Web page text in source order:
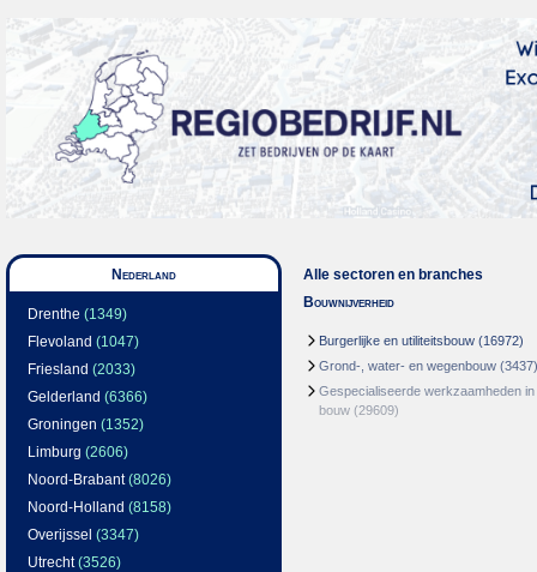
Nederland
Drenthe (1349)
Flevoland (1047)
Friesland (2033)
Gelderland (6366)
Groningen (1352)
Limburg (2606)
Noord-Brabant(8026)
Noord-Holland (8158)
Overijssel (3347)
Utrecht(3526)
Alle sectoren en branches
Bouwnijverheid
Burgerlijke en utiliteitsbouw (16972)
Grond-, water- en wegenbouw (3437)
Gespecialiseerde werkzaamheden in
bouw (29609)